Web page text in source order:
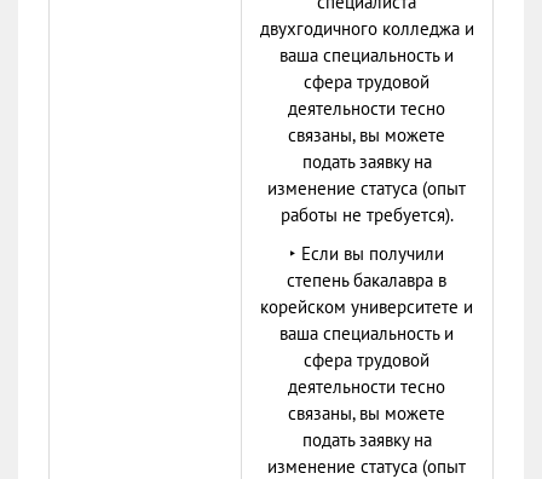
двухгодичного колледжа и
ваша специальность и
сфера трудовой
деятельности тесно
связаны, вы можете
подать заявку на
изменение статуса (опыт
работы не требуется).
‣ Если вы получили
степень бакалавра в
корейском университете и
ваша специальность и
сфера трудовой
деятельности тесно
связаны, вы можете
подать заявку на
изменение статуса (опыт